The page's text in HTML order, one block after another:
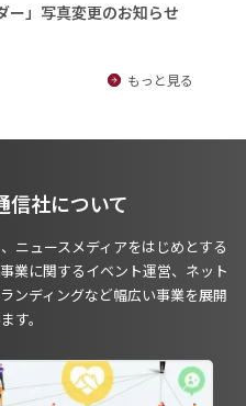
ー」写真変更のお知らせ
もっと見る
信社について
ニュースメディアをはじめとする
業に関するイベント運営、ネット
ンディングなど幅広い事業を展開
す。